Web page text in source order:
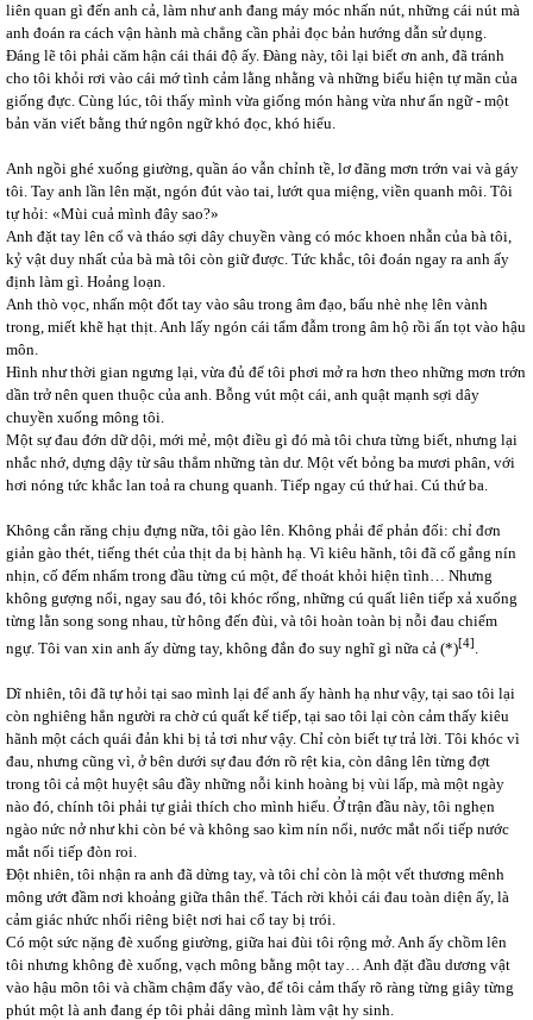
liên quan gì đến anh cả, làm như anh đang máy móc nhấn nút, những cái nút mà
anh đoán ra cách vận hành mà chẳng cần phải đọc bản hướng dẫn sử dụng.
Đáng lẽ tôi phải căm hận cái thái độ ấy. Đàng này, tôi lại biết ơn anh, đã tránh
cho tôi khỏi rơi vào cái mớ tình cảm lằng nhằng và những biểu hiện tự mãn của
giống đực. Cùng lúc, tôi thấy mình vừa giống món hàng vừa như ẩn ngữ - một
bản văn viết bằng thứ ngôn ngữ khó đọc, khó hiểu.
Anh ngồi ghé xuống giường, quần áo vẫn chỉnh tề, lơ đãng mơn trớn vai và gáy
tôi. Tay anh lần lên mặt, ngón đút vào tai, lướt qua miệng, viền quanh môi. Tôi
tự hỏi: «Mùi cuả mình đây sao?»
Anh đặt tay lên cổ và tháo sợi dây chuyền vàng có móc khoen nhẫn của bà tôi,
kỷ vật duy nhất của bà mà tôi còn giữ được. Tức khắc, tôi đoán ngay ra anh ấy
định làm gì. Hoảng loạn.
Anh thò vọc, nhấn một đốt tay vào sâu trong âm đạo, bấu nhè nhẹ lên vành
trong, miết khẽ hạt thịt. Anh lấy ngón cái tẩm đẫm trong âm hộ rồi ấn tọt vào hậu
môn.
Hình như thời gian ngưng lại, vừa đủ để tôi phơi mở ra hơn theo những mơn trớn
dần trở nên quen thuộc của anh. Bỗng vút một cái, anh quật mạnh sợi dây
chuyền xuống mông tôi.
Một sự đau đớn dữ dội, mới mẻ, một điều gì đó mà tôi chưa từng biết, nhưng lại
nhắc nhớ, dựng dậy từ sâu thẳm những tàn dư. Một vết bỏng ba mươi phân, với
hơi nóng tức khắc lan toả ra chung quanh. Tiếp ngay cú thứ hai. Cú thứ ba.
Không cắn răng chịu đựng nữa, tôi gào lên. Không phải để phản đối: chỉ đơn
giản gào thét, tiếng thét của thịt da bị hành hạ. Vì kiêu hãnh, tôi đã cố gắng nín
nhịn, cố đếm nhẩm trong đầu từng cú một, để thoát khỏi hiện tình… Nhưng
không gượng nổi, ngay sau đó, tôi khóc rống, những cú quất liên tiếp xả xuống
từng lằn song song nhau, từ hông đến đùi, và tôi hoàn toàn bị nỗi đau chiếm
ngự. Tôi van xin anh ấy dừng tay, không đắn đo suy nghĩ gì nữa cả (*)[4]
Dĩ nhiên, tôi đã tự hỏi tại sao mình lại để anh ấy hành hạ như vậy, tại sao tôi lại
còn nghiêng hẳn người ra chờ cú quất kế tiếp, tại sao tôi lại còn cảm thấy kiêu
hãnh một cách quái đản khi bị tả tơi như vậy. Chỉ còn biết tự trả lời. Tôi khóc vì
đau, nhưng cũng vì, ở bên dưới sự đau đớn rõ rệt kia, còn dâng lên từng đợt
trong tôi cả một huyệt sâu đầy những nỗi kinh hoàng bị vùi lấp, mà một ngày
nào đó, chính tôi phải tự giải thích cho mình hiểu. Ở trận đầu này, tôi nghẹn
ngào nức nở như khi còn bé và không sao kìm nín nổi, nước mắt nối tiếp nước
mắt nối tiếp đòn roi.
Đột nhiên, tôi nhận ra anh đã dừng tay, và tôi chỉ còn là một vết thương mênh
mông ướt đầm nơi khoảng giữa thân thể. Tách rời khỏi cái đau toàn diện ấy, là
cảm giác nhức nhối riêng biệt nơi hai cổ tay bị trói.
Có một sức nặng đè xuống giường, giữa hai đùi tôi rộng mở. Anh ấy chồm lên
tôi nhưng không đè xuống, vạch mông bằng một tay… Anh đặt đầu dương vật
vào hậu môn tôi và chầm chậm đẩy vào, để tôi cảm thấy rõ ràng từng giây từng
phút một là anh đang ép tôi phải dâng mình làm vật hy sinh.